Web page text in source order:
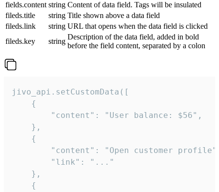
fields.content string Content of data field. Tags will be insulated
fileds.title
string Title shown above a data field
fileds.link
string URL that opens when the data field is clicked
fileds.key
string
Description of the data field, added in bold
before the field content, separated by a colon
jivo_api.setCustomData([
    {
        "content": "User balance: $56",
    },
    {
"content": "Open customer
        "link": "..."
    },
    {